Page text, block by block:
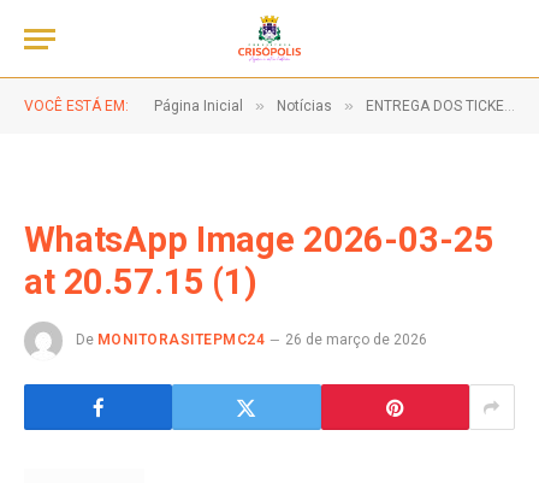
VOCÊ ESTÁ EM: Página Inicial » Notícias » ENTREGA DOS TICKETS PROGRAMA PEIXE EM SUA MESA, 27 DE MARÇO – CLIQUE NA IMAGEM E FIQUE POR DENTRO DOS LOCAIS E HORÁRIOS DE DISTRIBUIÇÃO!
WhatsApp Image 2026-03-25
at 20.57.15 (1)
De MONITORASITEPMC24 26 de março de 2026